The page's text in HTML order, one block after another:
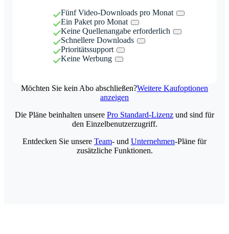
Fünf Video-Downloads pro Monat
Ein Paket pro Monat
Keine Quellenangabe erforderlich
Schnellere Downloads
Prioritätssupport
Keine Werbung
Möchten Sie kein Abo abschließen?Weitere Kaufoptionen
anzeigen
Die Pläne beinhalten unsere Pro Standard-Lizenz und sind für
den Einzelbenutzerzugriff.
Entdecken Sie unsere Team- und Unternehmen-Pläne für
zusätzliche Funktionen.